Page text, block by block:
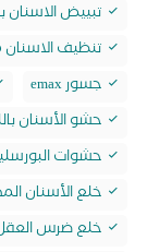
تبييض الاسنان
تنظيف الاسنان
جسور emax
حشو الأسنان
حشوات
خلع الأسنان
خلع ضرس